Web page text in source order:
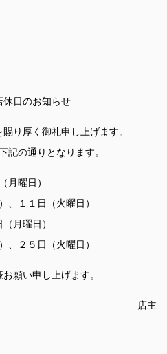
休日のお知らせ
り厚く御礼申し上げます。
記の通りとなります。
月曜日）
、１１日（火曜日）
（月曜日）
、２５日（火曜日）
願い申し上げます。
店主